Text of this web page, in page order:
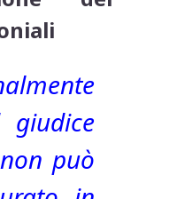
può